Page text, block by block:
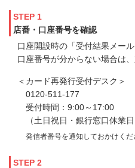
STEP 1
店番・口座番号を確認
口座開設時の「受付結果メー
口座番号が分からない場合は
＜カード再発行受付デスク＞
0120-511-177
受付時間：9:00～17:00
（土日祝日・銀行窓口休業日
発信者番号を通知しておかけくだ
STEP 2